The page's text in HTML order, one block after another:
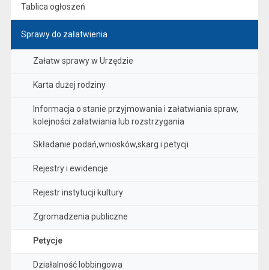
Tablica ogłoszeń
Sprawy do załatwienia
Załatw sprawy w Urzędzie
Karta dużej rodziny
Informacja o stanie przyjmowania i załatwiania spraw,
kolejności załatwiania lub rozstrzygania
Składanie podań,wniosków,skarg i petycji
Rejestry i ewidencje
Rejestr instytucji kultury
Zgromadzenia publiczne
Petycje
Działalność lobbingowa